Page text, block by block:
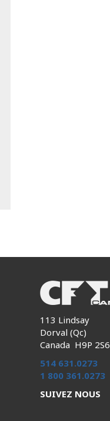
113 Lindsay
Dorval (Qc)
Canada H9P 2S6
514 631.0273
1 800 361.0273
SUIVEZ NOUS